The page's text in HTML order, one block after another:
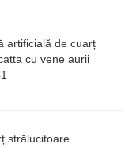
artificială de cuarț
cu vene aurii
strălucitoare